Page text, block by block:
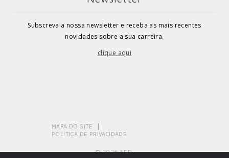
Subscreva a nossa newsletter e receba as mais recentes
novidades sobre a sua carreira.
clique aqui
MAPA DO SITE
POLÍTICA DE PRIVACIDADE
© 2026 SEP.